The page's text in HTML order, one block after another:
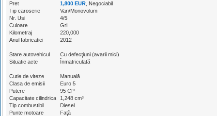
Pret 1,800 EUR , Negociabil
Tip caroserie
Van/Monovolum
Nr. Usi
4/5
Culoare
Gri
Kilometraj
220,000
Anul fabricatiei
2012
Stare autovehicul
Cu defecţiuni (avarii mici)
Situatie acte
Înmatriculată
Cutie de viteze
Manuală
Clasa de emisii
Euro 5
Putere
95 CP
Capacitate cilindrica
1,248 cm³
Tip combustibil
Diesel
Punte motoare
Faţă